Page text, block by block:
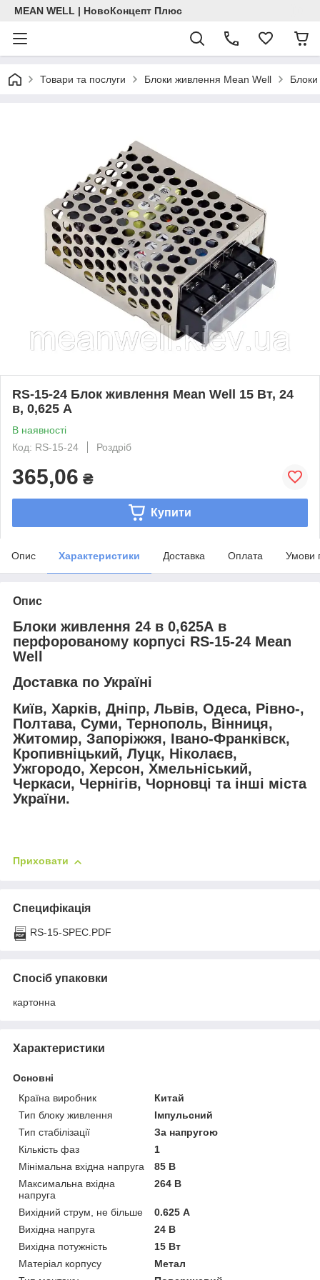
MEAN WELL | НовоКонцепт Плюс
Товари та послуги Блоки живлення Mean Well
RS-15-24 Блок живлення Mean Well 15 Вт, 24
в, 0,625 А
В наявності
Код: RS-15-24
Роздріб
365,06 ₴
Купити
Опис Характеристики Доставка Оплата Умови
Опис
Блоки живлення 24 в 0,625А в
перфорованому корпусі RS-15-24 Mean
Well
Доставка по Україні
Київ, Харків, Дніпр, Львів, Одеса, Рівно-,
Полтава, Суми, Тернополь, Вінниця,
Житомир, Запоріжжя, Івано-Франківск,
Кропивніцький, Луцк, Ніколаєв,
Ужгородо, Херсон, Хмельніський,
Черкаси, Чернігів, Чорновці та інші міста
України.
Приховати
Специфікація
RS-15-SPEC.PDF
Спосіб упаковки
картонна
Характеристики
Основні
Країна виробник
Китай
Тип блоку живлення
Імпульсний
Тип стабілізації
За напругою
Кількість фаз
1
Мінімальна вхідна напруга
85 В
Максимальна вхідна
напруга
264 В
Вихідний струм, не більше
0.625 А
Вихідна напруга
24 В
Вихідна потужність
15 Вт
Матеріал корпусу
Метал